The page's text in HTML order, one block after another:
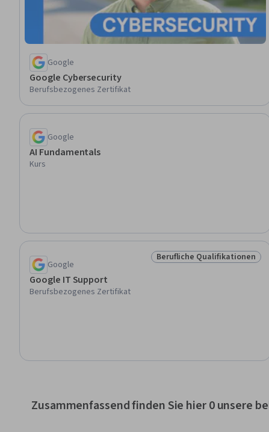
Google
Google Cybersecurity
Berufsbezogenes Zertifikat
Google
AI Fundamentals
Kurs
Status: Berufliche
Berufliche Qualifikationen
Google
Google IT Support
Berufsbezogenes Zertifikat
Zusammenfassend finden Sie hier 0 unsere